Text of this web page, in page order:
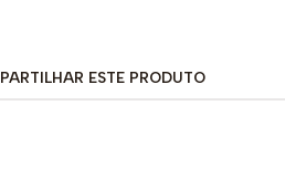
PARTILHAR ESTE PRODUTO